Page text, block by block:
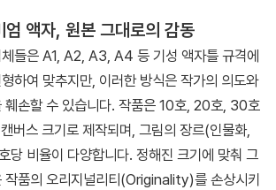
액자, 원본 그대로의 감동
들은 A1, A2, A3, A4 등 기성 액자틀 규격에
하여 맞추지만, 이러한 방식은 작가의 의도와
훼손할 수 있습니다. 작품은 10호, 20호, 30호
버스 크기로 제작되며, 그림의 장르(인물화,
당 비율이 다양합니다. 정해진 크기에 맞춰 그
작품의 오리지널리티(Originality)를 손상시키